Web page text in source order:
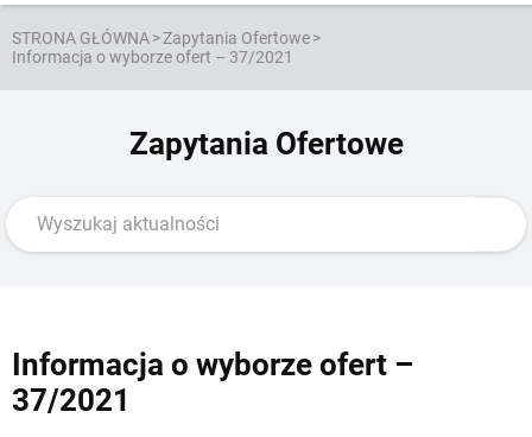
STRONA GŁÓWNA>Zapytania Ofertowe>
Informacja o wyborze ofert – 37/2021
Zapytania Ofertowe
Informacja o wyborze ofert –
37/2021